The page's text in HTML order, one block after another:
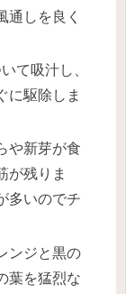
通しを良く
て吸汁し、
に駆除しま
や新芽が食
が残りま
多いのでチ
ンジと黒の
葉を猛烈な